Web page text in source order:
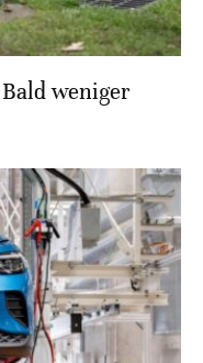
weniger